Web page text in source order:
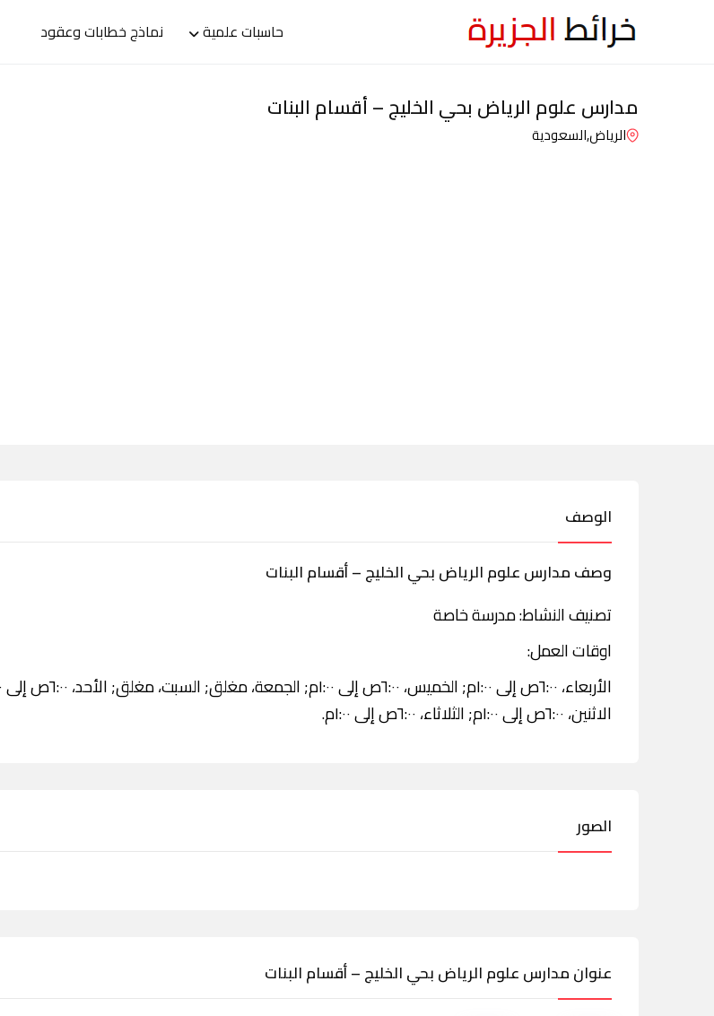
حاسبات علمية نماذج خطابات وعقود
مدارس علوم الرياض بحي الخليج – أقسام البنات
الرياض,السعودية
الوصف
وصف مدارس علوم الرياض بحي الخليج – أقسام البنات
تصنيف النشاط: مدرسة خاصة
اوقات العمل:
الاثنين، ٦:٠٠ص إلى ١:٠٠م; الثلاثاء، ٦:٠٠ص إلى ١:٠٠م.
الصور
عنوان مدارس علوم الرياض بحي الخليج – أقسام البنات